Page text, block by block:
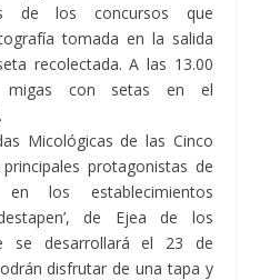
de los concursos que
tomada en la salida
recolectada. A las 13.00
migas con setas en el
Micológicas de las Cinco
protagonistas de
los establecimientos
de Ejea de los
se desarrollará el 23 de
disfrutar de una tapa y